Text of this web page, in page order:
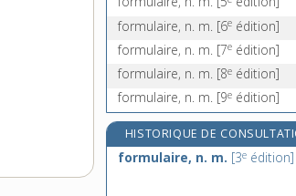
formulaire, n. m. [6e édition]
formulaire, n. m. [7e édition]
formulaire, n. m. [8e édition]
formulaire, n. m. [9e édition]
HISTORIQUE DE
formulaire, n. m. [3e édition]